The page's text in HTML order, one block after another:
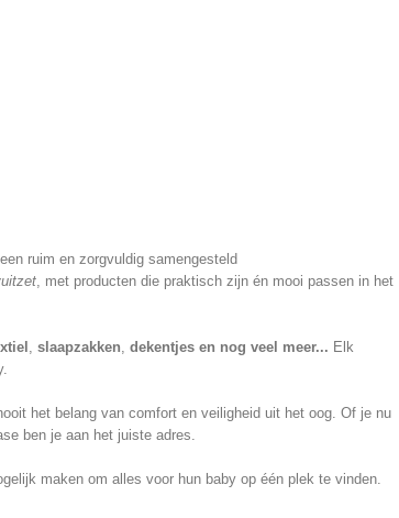
ruim en zorgvuldig samengesteld
, met producten die praktisch zijn én mooi passen in het
, slaapzakken, dekentjes en nog veel meer... Elk
het belang van comfort en veiligheid uit het oog. Of je nu
ben je aan het juiste adres.
maken om alles voor hun baby op één plek te vinden.